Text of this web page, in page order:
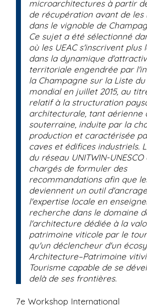
microarchitectures à partir
de récupération avant de les
dans le vignoble de
Ce sujet a été sélectionné
où les UEAC s'inscrivent plus
dans la dynamique
territoriale engendrée par
la Champagne sur la Liste
mondial en juillet 2015, au
relatif à la structuration
architecturale, tant aérienne
souterraine, induite par la
production et caractérisée
caves et édifices industriels.
du réseau UNITWIN-
chargés de formuler des
recommandations afin que
deviennent un outil
l'expertise locale en
recherche dans le domaine
l'architecture dédiée à la
patrimoine viticole par le
qu'un déclencheur d'un
Architecture–Patrimoine
Tourisme capable de se
delà de ses frontières.
7e Workshop International